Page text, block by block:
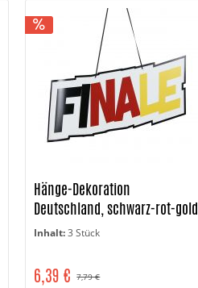
Hänge-Dekoration
Deutschland, schwarz-rot-gold
Inhalt:3 Stück
7,79 €
6,39 €